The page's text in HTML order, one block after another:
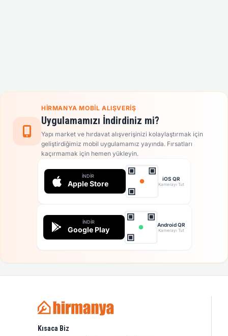
HIRMANYA MOBIL ALIŞVERIŞ
Uygulamamızı İndirdiniz mi?
Yapı market ve hırdavat alışverişinizi kolaylaştırmak için
geliştirdiğimiz mobil uygulamamız yayında. Fırsatları
kaçırmamak için hemen yükleyin.
İNDIR
Apple Store
iOS QR
Kamerayı Tut
İNDIR
Google Play
Android QR
Kamerayı Tut
Kısaca Biz